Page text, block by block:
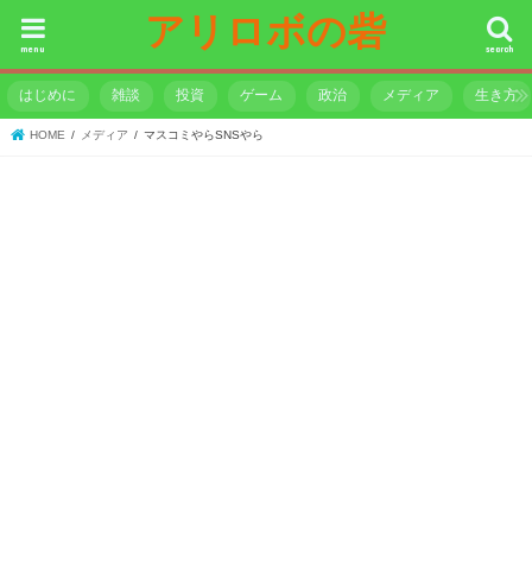
アリロボの砦 search
menu
はじめに 雑談 投資 ゲーム 政治 メディア 生き方
HOME メディア マスコミやらSNSやら